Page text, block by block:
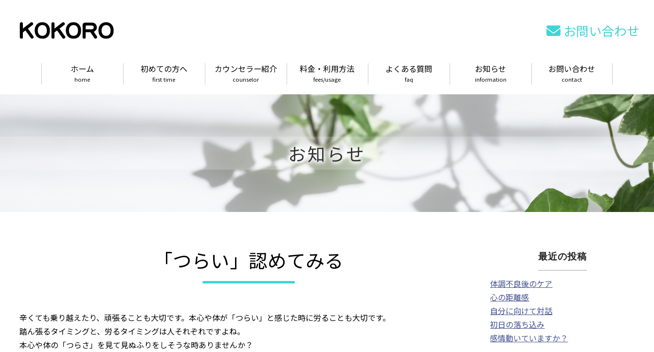
お問い合わせ
ホーム
home
初めての方へ
first time
カウンセラー紹介
counselor
料金・利用方法
fees/usage
よくある質問
faq
お知らせ
information
お問い合わせ
contact
お知らせ
「つらい」認めてみる
辛くても乗り越えたり、頑張ることも大切です。本心や体が「つらい」と感じた時に労ることも大切です。
踏ん張るタイミングと、労るタイミングは人それぞれですよね。
本心や体の「つらさ」を見て見ぬふりをしそうな時ありませんか？
最近の投稿
体調不良後のケア
心の距離感
自分に向けて対話
初日の落ち込み
感情動いていますか？